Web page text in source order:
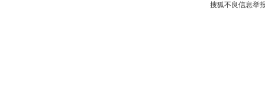
搜狐不良信息举